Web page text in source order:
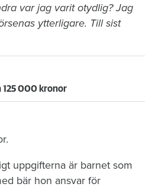
var jag varit otydlig? Jag
ytterligare. Till sist
125 000 kronor
uppgifterna är barnet som
bär hon ansvar för